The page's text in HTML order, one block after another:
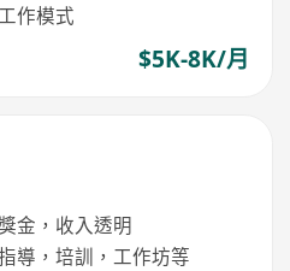
作模式
$5K-8K/月
金，收入透明
導，培訓，工作坊等